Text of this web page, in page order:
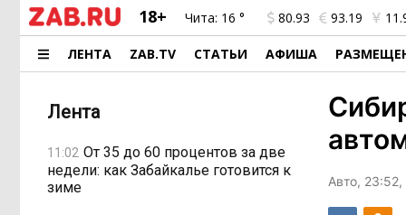
18+ Чита: 16 ° 80.93 93.19
ЛЕНТА ZAB.TV СТАТЬИ АФИША
Лента
11:02 От 35 до 60 процентов за две
недели: как Забайкалье готовится к
зиме
Авто,